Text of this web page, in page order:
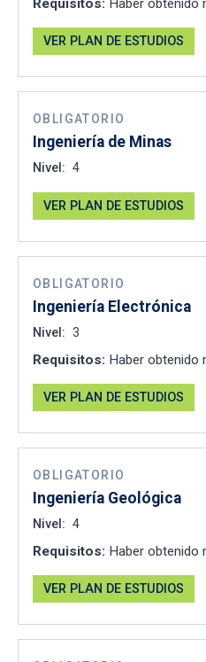
Requisitos: Haber obtenido
VER PLAN DE ESTUDIOS
OBLIGATORIO
Ingeniería de Minas
Nivel: 4
VER PLAN DE ESTUDIOS
OBLIGATORIO
Ingeniería Electrónica
Nivel: 3
Requisitos: Haber obtenido
VER PLAN DE ESTUDIOS
OBLIGATORIO
Ingeniería Geológica
Nivel: 4
Requisitos: Haber obtenido
VER PLAN DE ESTUDIOS